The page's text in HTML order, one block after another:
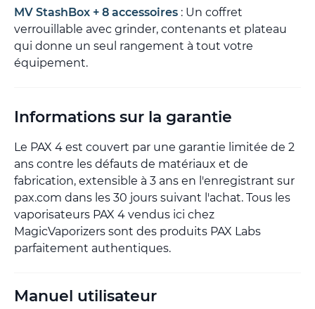
MV StashBox + 8 accessoires : Un coffret
verrouillable avec grinder, contenants et plateau
qui donne un seul rangement à tout votre
équipement.
Informations sur la garantie
Le PAX 4 est couvert par une garantie limitée de 2
ans contre les défauts de matériaux et de
fabrication, extensible à 3 ans en l'enregistrant sur
pax.com dans les 30 jours suivant l'achat. Tous les
vaporisateurs PAX 4 vendus ici chez
MagicVaporizers sont des produits PAX Labs
parfaitement authentiques.
Manuel utilisateur